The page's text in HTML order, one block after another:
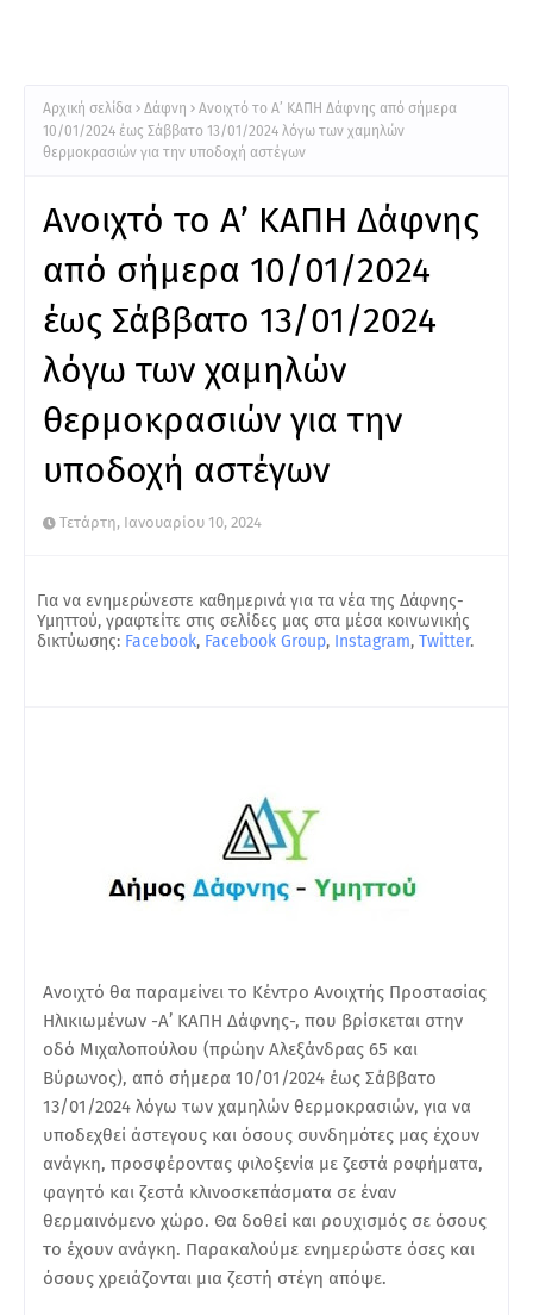
Αρχική σελίδα Δάφνη
Ανοιχτό το Α’ ΚΑΠΗ Δάφνης από σήμερα
10/01/2024 έως Σάββατο 13/01/2024 λόγω των χαμηλών
θερμοκρασιών για την υποδοχή αστέγων
Ανοιχτό το Α’ ΚΑΠΗ Δάφνης
από σήμερα 10/01/2024
έως Σάββατο 13/01/2024
λόγω των χαμηλών
θερμοκρασιών για την
υποδοχή αστέγων
Τετάρτη, Ιανουαρίου 10, 2024
Για να ενημερώνεστε καθημερινά για τα νέα της Δάφνης-
Υμηττού, γραφτείτε στις σελίδες μας στα μέσα κοινωνικής
δικτύωσης: Facebook, Facebook Group, Instagram, Twitter.
Ανοιχτό θα παραμείνει το Κέντρο Ανοιχτής Προστασίας
Ηλικιωμένων -Α’ ΚΑΠΗ Δάφνης-, που βρίσκεται στην
οδό Μιχαλοπούλου (πρώην Αλεξάνδρας 65 και
Βύρωνος), από σήμερα 10/01/2024 έως Σάββατο
13/01/2024 λόγω των χαμηλών θερμοκρασιών, για να
υποδεχθεί άστεγους και όσους συνδημότες μας έχουν
ανάγκη, προσφέροντας φιλοξενία με ζεστά ροφήματα,
φαγητό και ζεστά κλινοσκεπάσματα σε έναν
θερμαινόμενο χώρο. Θα δοθεί και ρουχισμός σε όσους
το έχουν ανάγκη. Παρακαλούμε ενημερώστε όσες και
όσους χρειάζονται μια ζεστή στέγη απόψε.